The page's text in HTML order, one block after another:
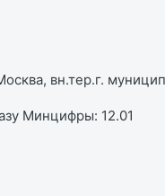
вн.тер.г.
Минцифры: 12.01